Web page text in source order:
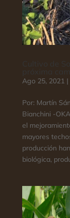
Ago 25, 2021|
Por: Martín
Bianchini -
el
mayores
producción
biológica,